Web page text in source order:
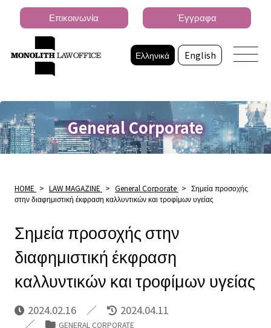
Ελληνικά English
Επικοινωνία Έγγραφα
General Corporate
HOME > LAW MAGAZINE > General Corporate > Σημεία προσοχής
στην διαφημιστική έκφραση καλλυντικών και τροφίμων υγείας
Σημεία προσοχής στην
διαφημιστική έκφραση
καλλυντικών και τροφίμων υγείας
2024.02.16 2024.04.11
GENERAL CORPORATE